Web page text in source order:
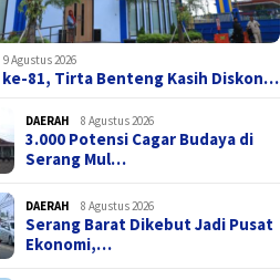
9 Agustus 2026
ke-81, Tirta Benteng Kasih Diskon…
DAERAH 8 Agustus 2026
3.000 Potensi Cagar Budaya di
Serang Mul…
DAERAH 8 Agustus 2026
Serang Barat Dikebut Jadi Pusat
Ekonomi,…